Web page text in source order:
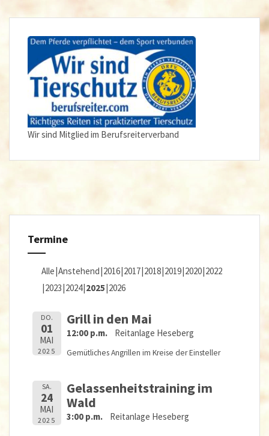
Wir sind Mitglied im Berufsreiterverband
Termine
Alle Anstehend 2016 2017 2018 2019 2020 2022
2023 2024 2025 2026
DO.
01
MAI
2025
Grill in den Mai
12:00 p.m. Reitanlage Heseberg
Gemütliches Angrillen im Kreise der Einsteller
SA.
24
MAI
2025
Gelassenheitstraining im
Wald
3:00 p.m. Reitanlage Heseberg